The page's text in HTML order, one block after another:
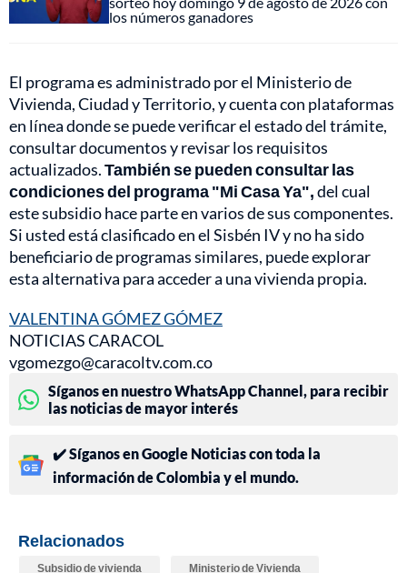
los números ganadores
El programa es administrado por el Ministerio de
Vivienda, Ciudad y Territorio, y cuenta con plataformas
en línea donde se puede verificar el estado del trámite,
consultar documentos y revisar los requisitos
actualizados.También se pueden consultar las
condiciones del programa "Mi Casa Ya",del cual
este subsidio hace parte en varios de sus componentes.
Si usted está clasificado en el Sisbén IV y no ha sido
beneficiario de programas similares, puede explorar
esta alternativa para acceder a una vivienda propia.
VALENTINA GÓMEZ GÓMEZ
NOTICIAS CARACOL
vgomezgo@caracoltv.com.co
Síganos en nuestro WhatsApp Channel, para recibir
las noticias de mayor interés
✔️ Síganos en Google Noticias con toda la
información de Colombia y el mundo.
Relacionados
Subsidio de vivienda Ministerio de Vivienda